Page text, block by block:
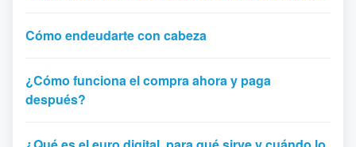
Cómo endeudarte con cabeza
¿Cómo funciona el compra ahora y paga
después?